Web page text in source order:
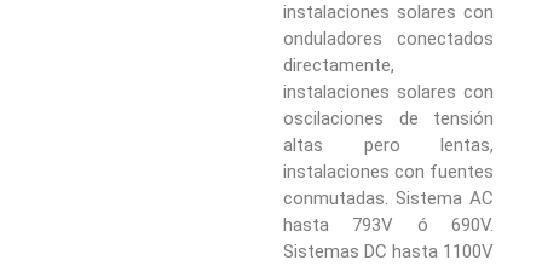
instalaciones solares con
onduladores conectados
directamente,
instalaciones solares con
oscilaciones de tensión
altas pero lentas,
instalaciones con fuentes
conmutadas. Sistema AC
hasta 793V ó 690V.
Sistemas DC hasta 1100V